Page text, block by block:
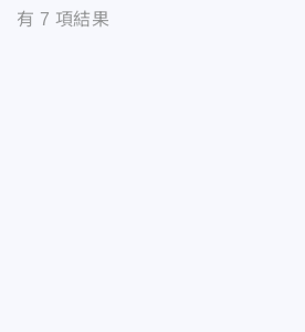
有 7 項結果